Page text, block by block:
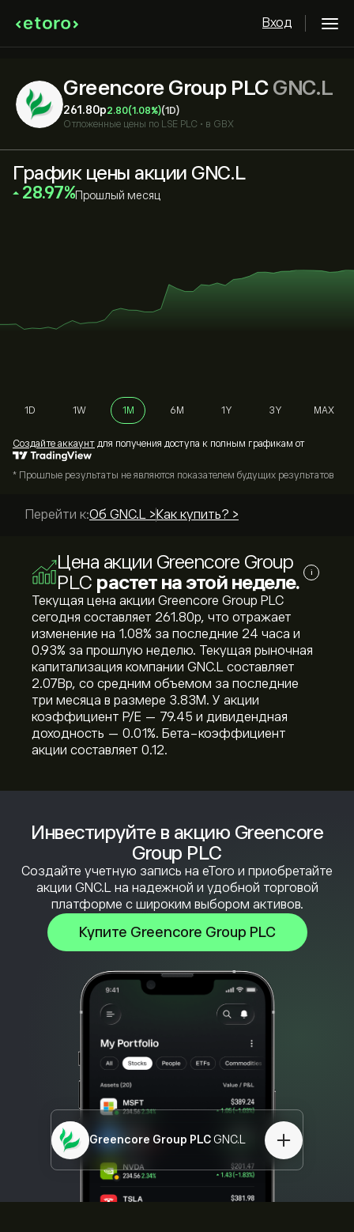
Вход
Greencore Group PLC GNC.L
261.80‎p‎2.80(1.08%)(1D)
Отложенные цены по LSE PLC • в GBX
Инвестируйте в акцию Greencore
Group PLC
Создайте учетную запись на eToro и приобретайте
акции GNC.L на надежной и удобной торговой
платформе с широким выбором активов.
Купите Greencore Group PLC
Greencore Group PLCGNC.L
График цены акции GNC.L
‎28.97‎ Прошлый месяц
1D 1W 1M 6M 1Y 3Y MAX
Cоздайте аккаунт для получения доступа к полным графикам от
* Прошлые результаты не являются показателем будущих результатов
Перейти к:Об GNC.L > Как купить? >
Цена акции Greencore Group
PLC растет на этой неделе. i
Текущая цена акции Greencore Group PLC
сегодня составляет 261.80‎p‎, что отражает
изменение на ‎1.08‎% за последние 24 часа и
‎0.93‎% за прошлую неделю. Текущая рыночная
капитализация компании GNC.L составляет
2.07B‎p‎, со средним объемом за последние
три месяца в размере 3.83M. У акции
коэффициент P/E — 79.45 и дивидендная
доходность — 0.01%. Бета-коэффициент
акции составляет 0.12.